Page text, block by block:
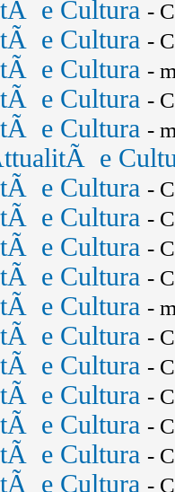
e Cultura -
e Cultura -
e Cultura -
e Cultura -
e Cultura -
e
e Cultura -
e Cultura -
e Cultura -
e Cultura -
e Cultura -
e Cultura -
e Cultura -
e Cultura -
e Cultura -
e Cultura -
e Cultura -